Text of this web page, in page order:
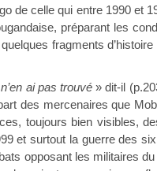
de celle qui entre 1990 et
préparant les
fragments
ai pas trouvé» dit-il
des mercenaires que
toujours bien visibles,
et surtout la guerre des
opposant les militaires